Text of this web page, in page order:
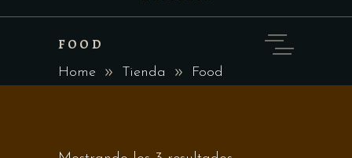
FOOD
Home Tienda Food